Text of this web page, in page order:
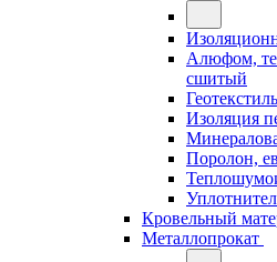
Алюфом,
сшитый
Изоляция
Поролон,
Кровельный
Металлопрокат